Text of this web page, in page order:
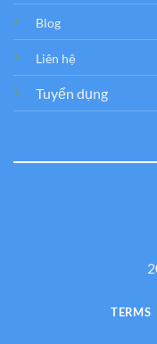
Blog
Liên hệ
Tuyển dụng
TERMS